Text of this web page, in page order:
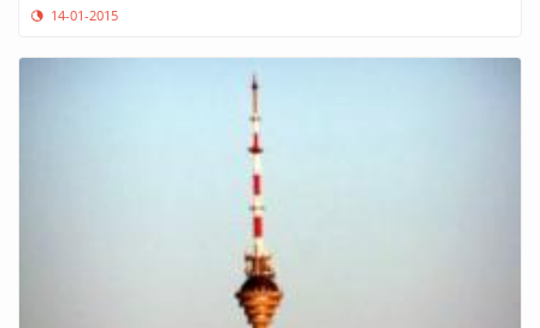
14-01-2015